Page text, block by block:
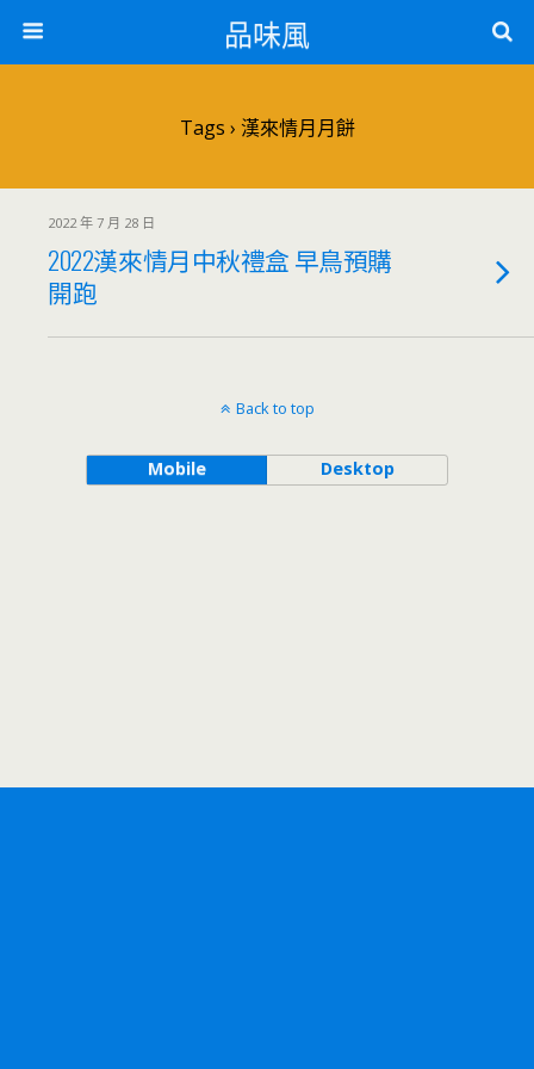
品味風
Tags › 漢來情月月餅
2022 年 7 月 28 日
2022漢來情月中秋禮盒 早鳥預購
開跑
Back to top
Mobile Desktop